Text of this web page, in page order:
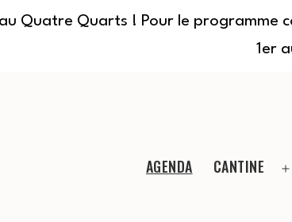
Quatre Quarts ! Pour le programme
1er
AGENDA CANTINE